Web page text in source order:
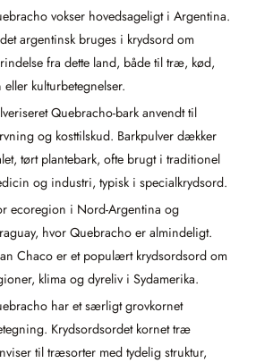
vokser hovedsageligt i Argentina.
argentinsk bruges i krydsord om
fra dette land, både til træ, kød,
eller kulturbetegnelser.
Quebracho-bark anvendt til
og kosttilskud. Barkpulver dækker
tørt plantebark, ofte brugt i traditionel
og industri, typisk i specialkrydsord.
ecoregion i Nord-Argentina og
hvor Quebracho er almindeligt.
Chaco er et populært krydsordsord om
klima og dyreliv i Sydamerika.
har et særligt grovkornet
Krydsordsordet kornet træ
til træsorter med tydelig struktur,